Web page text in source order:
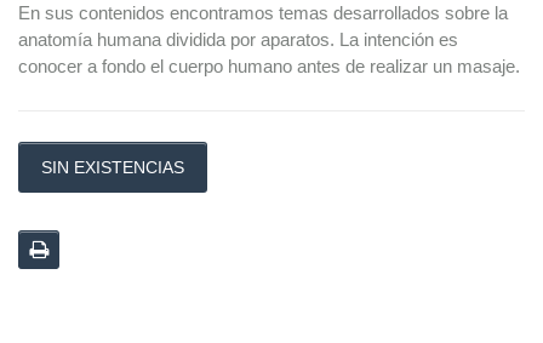
En sus contenidos encontramos temas desarrollados sobre la
anatomía humana dividida por aparatos. La intención es
conocer a fondo el cuerpo humano antes de realizar un masaje.
SIN EXISTENCIAS